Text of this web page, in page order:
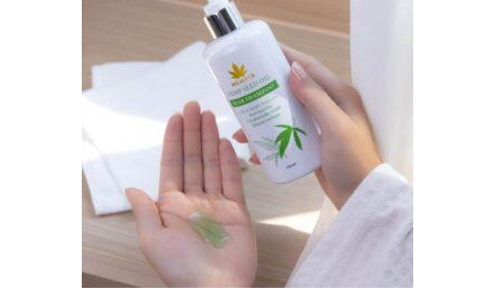
กัญ
ชง
และ